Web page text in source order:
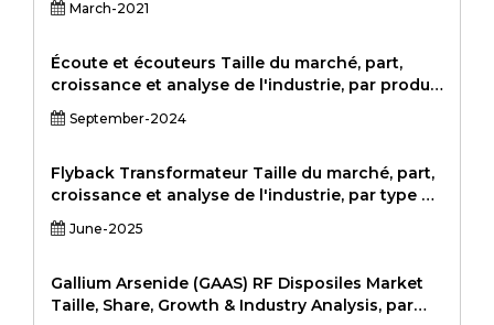
(OEM, intégrateurs de systèmes, agences
de recherche) et analyse régionale, 2024-2031
March-2021
Écoute et écouteurs Taille du marché, part,
croissance et analyse de l'industrie, par produit
(intra-auriculaire, à l'oreille, sur-auriculaire,
écouteurs), par technologie (câblé, sans fil), par
divertissement, réalité virtuelle), par canal de
distribution (en ligne, hors ligne) et analyse
régionale, 2024-2031
September-2024
Flyback Transformateur Taille du marché, part,
croissance et analyse de l'industrie, par type de
produit (AC-DC Flyback Transformers, DC-DC
Flyback Transformers), par application
automatisation industrielle,
télécommunications, appareils médicaux,
June-2025
Gallium Arsenide (GAAS) RF Disposiles Market
Taille, Share, Growth & Industry Analysis, par